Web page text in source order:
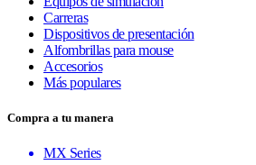
Carreras
Dispositivos de presentación
Alfombrillas para mouse
Accesorios
Más populares
Compra a tu manera
MX Series